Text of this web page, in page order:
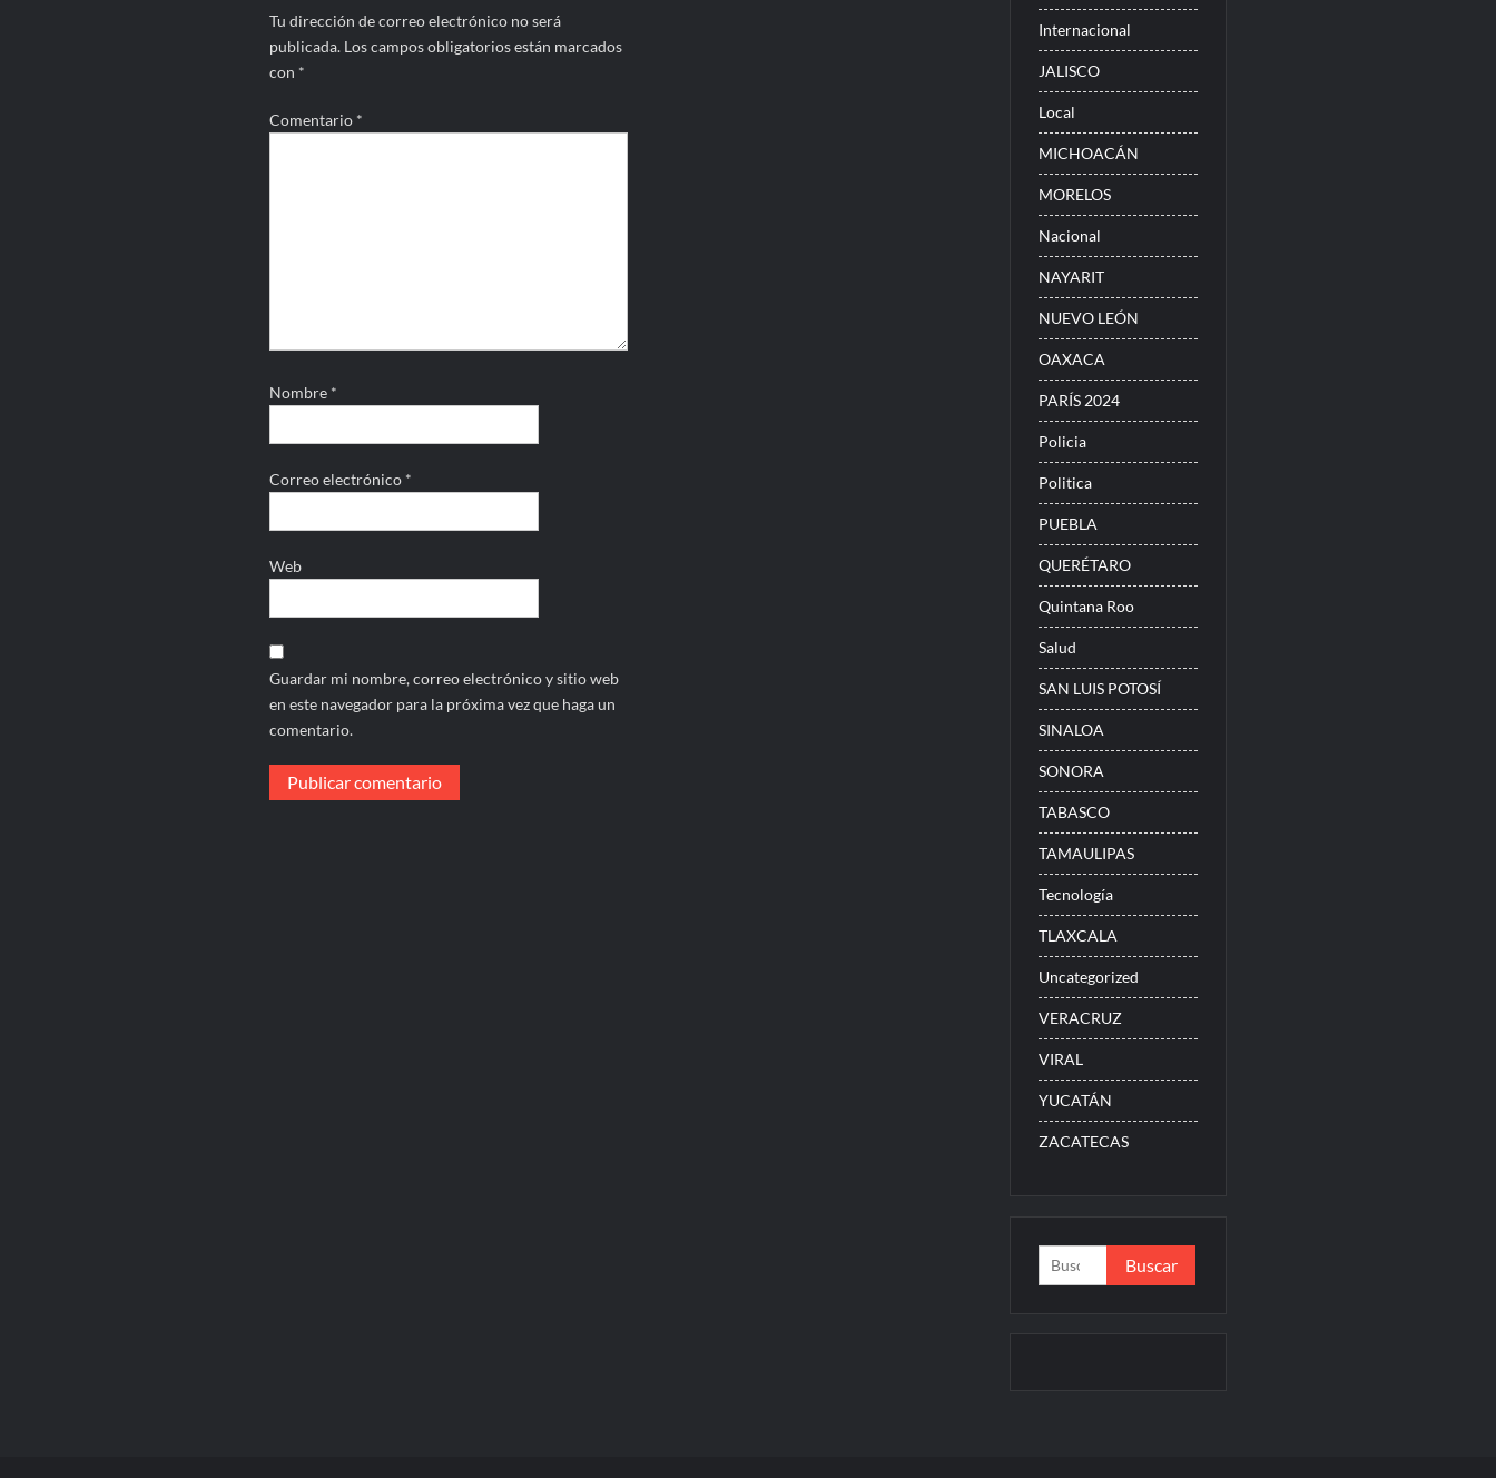
Tu dirección de correo electrónico no será
publicada. Los campos obligatorios están marcados
con *
Comentario *
Nombre *
Correo electrónico *
Web
Guardar mi nombre, correo electrónico y sitio web
en este navegador para la próxima vez que haga un
comentario.
Internacional
JALISCO
Local
MICHOACÁN
MORELOS
Nacional
NAYARIT
NUEVO LEÓN
OAXACA
PARÍS 2024
Policia
Politica
PUEBLA
QUERÉTARO
Quintana Roo
Salud
SAN LUIS POTOSÍ
SINALOA
SONORA
TABASCO
TAMAULIPAS
Tecnología
TLAXCALA
Uncategorized
VERACRUZ
VIRAL
YUCATÁN
ZACATECAS
Buscar: